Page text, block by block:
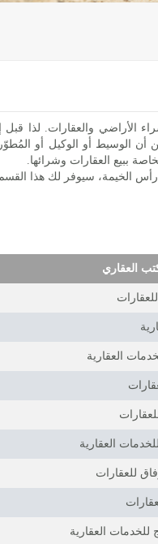
الأراضي والعقارات.
من أن الوسيط أو الوكيل أو
ببيع العقارات وشرائها.
الخيمة، سيوفر لك هذا
العقاري
العقارية
العقارية
للعقارات
للخدمات العقارية